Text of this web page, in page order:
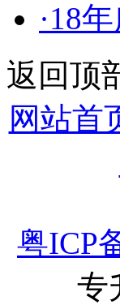
·18
返回顶
网站首
粤ICP
专